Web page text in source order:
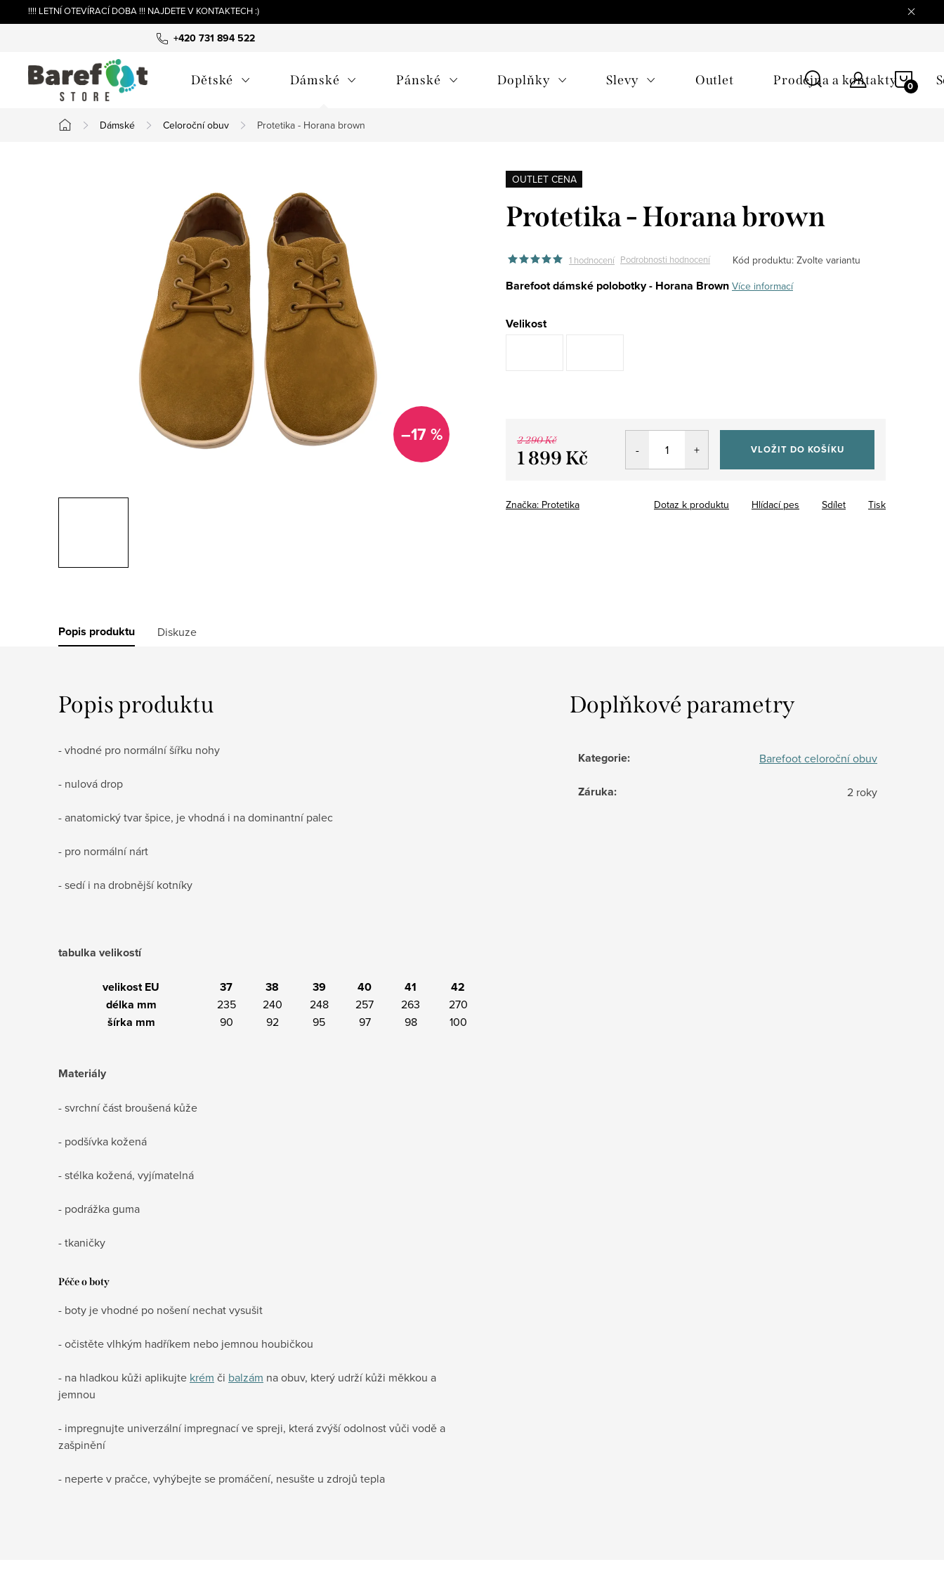
na
!!!! LETNÍ OTEVÍRACÍ DOBA !!! NAJDETE V KONTAKTECH :)
+420 731 894 522
Dětské Dámské Pánské Doplňky Slevy Outlet Prodejna a kontakty
Domů
Dámské Celoroční obuv Protetika - Horana brown
–17 %
OUTLET CENA
Protetika - Horana brown
1 hodnocení Podrobnosti hodnocení Kód produktu: Zvolte variantu
Barefoot dámské polobotky - Horana Brown Více informací
Velikost
2 290 Kč
1 899 Kč VLOŽIT DO KOŠÍKU
Značka: Protetika Tisk
Dotaz k produktu Hlídací pes Sdílet
Popis produktu Diskuze
Popis produktu
- vhodné pro normální šířku nohy
- nulová drop
- anatomický tvar špice, je vhodná i na dominantní palec
- pro normální nárt
- sedí i na drobnější kotníky
tabulka velikostí
velikost EU 37 38 39 40 41
42
délka mm
235 240 248 257 263 270
šírka mm 90 92 95 97 98 100
Materiály
- svrchní část broušená kůže
- podšívka kožená
- stélka kožená, vyjímatelná
- podrážka guma
- tkaničky
Péče o boty
- boty je vhodné po nošení nechat vysušit
- očistěte vlhkým hadříkem nebo jemnou houbičkou
- na hladkou kůži aplikujte krém či balzám na obuv, který udrží kůži měkkou a
jemnou
- impregnujte univerzální impregnací ve spreji, která zvýší odolnost vůči vodě a
zašpinění
- neperte v pračce, vyhýbejte se promáčení, nesušte u zdrojů tepla
Doplňkové parametry
Kategorie: Barefoot celoroční obuv
Záruka: 2 roky